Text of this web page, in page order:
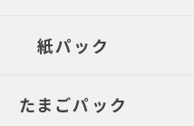
紙パック
たまごパック